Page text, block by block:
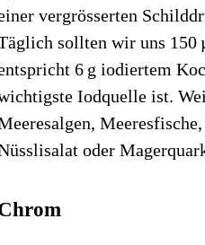
vergrösserten
sollten wir uns 150
6 g iodiertem
Iodquelle ist.
oder